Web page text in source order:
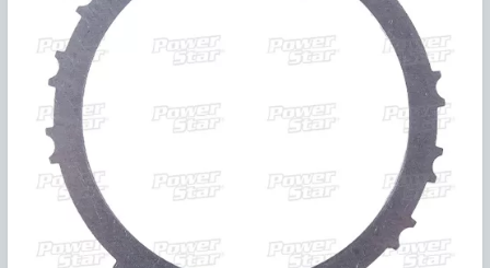
326540
PLATO ACERO AW60-40LE, AW60-41SN, AW60-42LE
REVERS...